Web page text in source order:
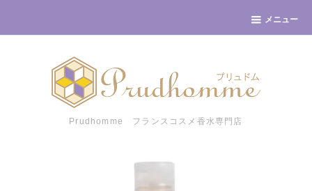
メニュー
Prudhomme フランスコスメ香水専門店